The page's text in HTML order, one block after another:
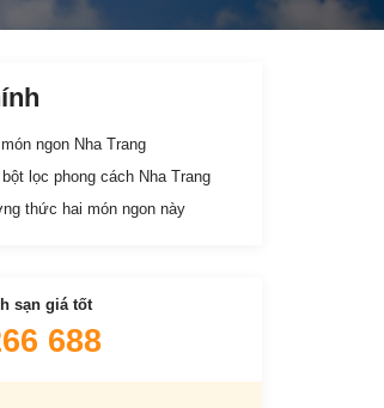
ngon Nha Trang
lọc phong cách Nha Trang
thức hai món ngon này
sạn giá tốt
688